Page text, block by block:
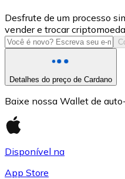
USD Coin
USDC
Desfrute de um processo
vender e trocar
Detalhes do preço de Cardano
Baixe nossa Wallet de
Disponível na
App Store